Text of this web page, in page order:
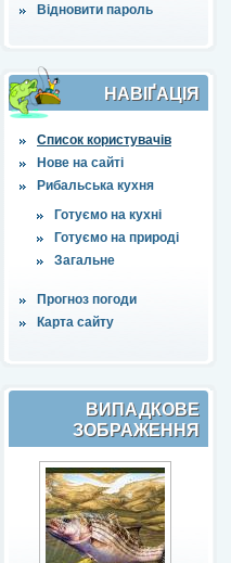
Відновити пароль
НАВІҐАЦІЯ
Список користувачів
Нове на сайті
Рибальська кухня
Готуємо на кухні
Готуємо на природі
Загальне
Прогноз погоди
Карта сайту
ВИПАДКОВЕ
ЗОБРАЖЕННЯ